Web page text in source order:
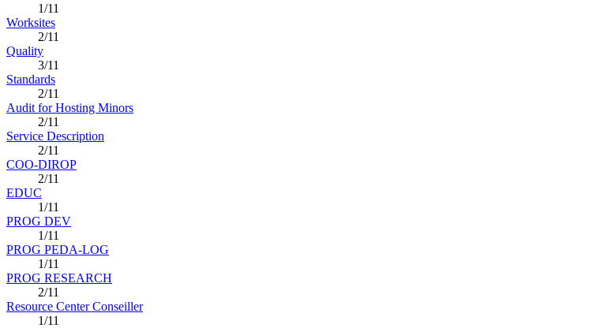
1/11
Worksites
2/11
Quality
3/11
Standards
2/11
Audit for Hosting Minors
2/11
Service Description
2/11
COO-DIROP
2/11
EDUC
1/11
PROG DEV
1/11
PROG PEDA-LOG
1/11
PROG RESEARCH
2/11
Resource Center Conseiller
1/11